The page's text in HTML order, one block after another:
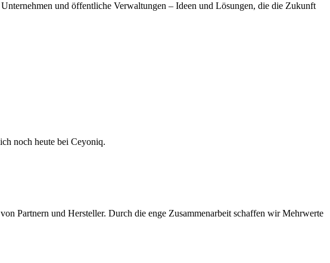
und öffentliche Verwaltungen – Ideen und Lösungen, die die Zukunft
noch heute bei Ceyoniq.
Partnern und Hersteller. Durch die enge Zusammenarbeit schaffen wir Mehrwerte